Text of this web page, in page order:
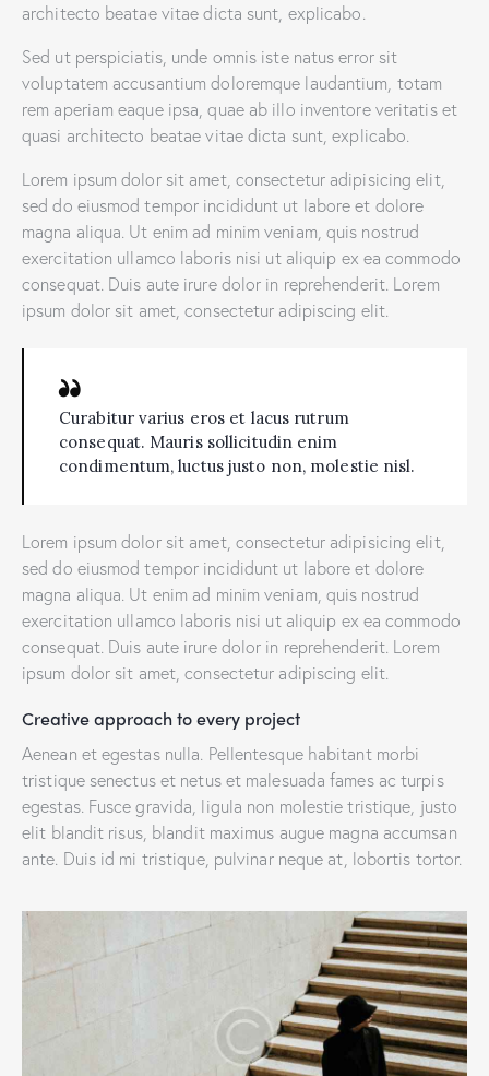
architecto beatae vitae dicta sunt, explicabo.
Sed ut perspiciatis, unde omnis iste natus error sit
voluptatem accusantium doloremque laudantium, totam
rem aperiam eaque ipsa, quae ab illo inventore veritatis et
quasi architecto beatae vitae dicta sunt, explicabo.
Lorem ipsum dolor sit amet, consectetur adipisicing elit,
sed do eiusmod tempor incididunt ut labore et dolore
magna aliqua. Ut enim ad minim veniam, quis nostrud
exercitation ullamco laboris nisi ut aliquip ex ea commodo
consequat. Duis aute irure dolor in reprehenderit. Lorem
ipsum dolor sit amet, consectetur adipiscing elit.
Curabitur varius eros et lacus rutrum
consequat. Mauris sollicitudin enim
condimentum, luctus justo non, molestie nisl.
Lorem ipsum dolor sit amet, consectetur adipisicing elit,
sed do eiusmod tempor incididunt ut labore et dolore
magna aliqua. Ut enim ad minim veniam, quis nostrud
exercitation ullamco laboris nisi ut aliquip ex ea commodo
consequat. Duis aute irure dolor in reprehenderit. Lorem
ipsum dolor sit amet, consectetur adipiscing elit.
Creative approach to every project
Aenean et egestas nulla. Pellentesque habitant morbi
tristique senectus et netus et malesuada fames ac turpis
egestas. Fusce gravida, ligula non molestie tristique, justo
elit blandit risus, blandit maximus augue magna accumsan
ante. Duis id mi tristique, pulvinar neque at, lobortis tortor.